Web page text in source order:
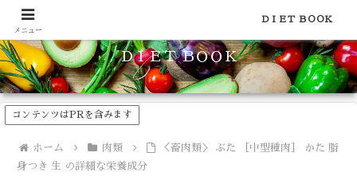
食品のカロリーや糖質などの栄養素がわかる！健康やダイエットに
ＤＩＥＴ ＢＯＯＫ
コンテンツはPRを含みます
ホーム 肉類
＜畜肉類＞ ぶた ［中型種肉］ かた 脂
身つき 生 の詳細な栄養成分
メニュー
ＤＩＥＴ ＢＯＯＫ